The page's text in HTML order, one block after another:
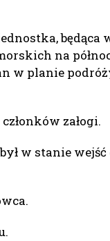
będąca
na
w planie
załogi.
w stanie